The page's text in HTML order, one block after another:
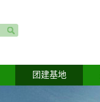
团建基地